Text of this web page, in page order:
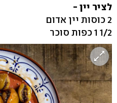
לציר יין -
2 כוסות יין אדום
1/2 1 כפות סוכר